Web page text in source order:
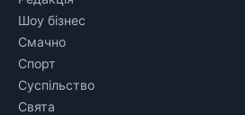
Шоу бізнес
Смачно
Спорт
Суспільство
Свята